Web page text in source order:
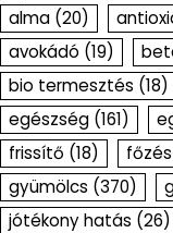
alma (20)
avokádó (19)
bio termesztés (18)
egészség (161)
frissítő (18) főzés
gyümölcs (370)
jótékony hatás (26)